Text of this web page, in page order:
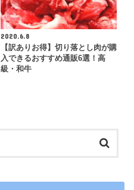
2020.6.8
【訳ありお得】切り落とし肉が購
入できるおすすめ通販6選！高
級・和牛